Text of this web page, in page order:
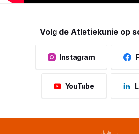
Volg de Atletiekunie op
Instagram
YouTube